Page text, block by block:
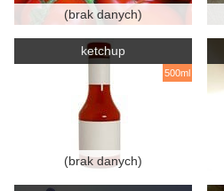
(brak danych)
ketchup
500ml
(brak danych)